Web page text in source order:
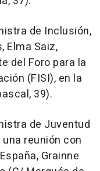
de Inclusión,
Elma Saiz,
del Foro para la
(FISI), en la
39).
de Juventud
reunión con
Grainne